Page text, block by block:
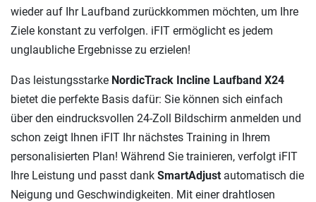
wieder auf Ihr Laufband zurückkommen möchten, um Ihre
Ziele konstant zu verfolgen. iFIT ermöglicht es jedem
unglaubliche Ergebnisse zu erzielen!
Das leistungsstarke NordicTrack Incline Laufband X24
bietet die perfekte Basis dafür: Sie können sich einfach
über den eindrucksvollen 24-Zoll Bildschirm anmelden und
schon zeigt Ihnen iFIT Ihr nächstes Training in Ihrem
personalisierten Plan! Während Sie trainieren, verfolgt iFIT
Ihre Leistung und passt dank SmartAdjust automatisch die
Neigung und Geschwindigkeiten. Mit einer drahtlosen